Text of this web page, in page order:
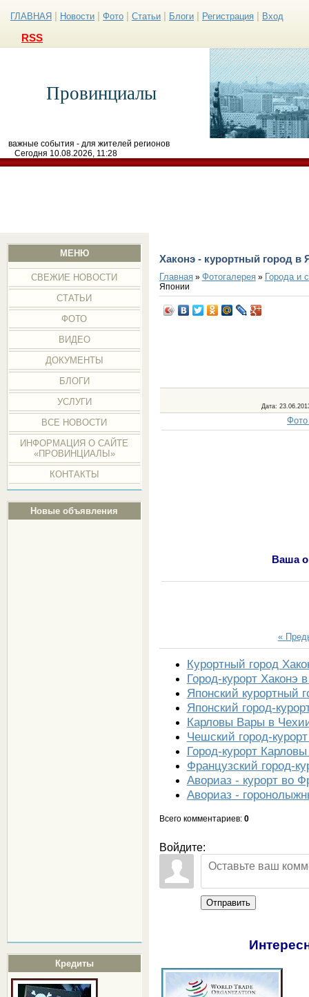
ГЛАВНАЯ Новости Фото Статьи Блоги Регистрация Вход
RSS
Провинциалы
важные события - для жителей регионов
Сегодня 10.08.2026, 11:28
МЕНЮ
СВЕЖИЕ НОВОСТИ
СТАТЬИ
ФОТО
ВИДЕО
ДОКУМЕНТЫ
БЛОГИ
УСЛУГИ
ВСЕ НОВОСТИ
ИНФОРМАЦИЯ О САЙТЕ
«ПРОВИНЦИАЛЫ»
КОНТАКТЫ
Новые объявления
Кредиты
Хаконэ - курортный город в
Главная» Фотогалерея» Города и
Японии
Дата:
Фото
Ваша
«
Курортный город
Город-курорт Хаконэ
Японский курортный
Японский город-
Карловы Вары в
Чешский город-
Город-курорт
Французский город-
Авориаз - курорт во
Авориаз -
Всего комментариев: 0
Войдите:
Отправить